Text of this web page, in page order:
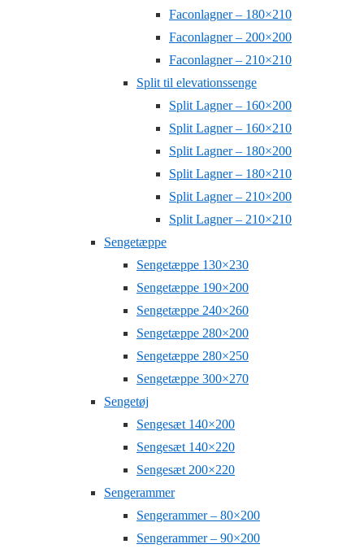
Faconlagner – 180×210
Faconlagner – 200×200
Faconlagner – 210×210
Split til elevationssenge
Split Lagner – 160×200
Split Lagner – 160×210
Split Lagner – 180×200
Split Lagner – 180×210
Split Lagner – 210×200
Split Lagner – 210×210
Sengetæppe
Sengetæppe 130×230
Sengetæppe 190×200
Sengetæppe 240×260
Sengetæppe 280×200
Sengetæppe 280×250
Sengetæppe 300×270
Sengetøj
Sengesæt 140×200
Sengesæt 140×220
Sengesæt 200×220
Sengerammer
Sengerammer – 80×200
Sengerammer – 90×200